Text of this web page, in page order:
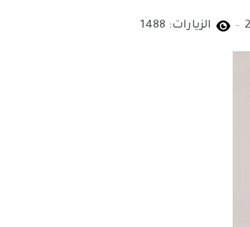
الزيارات: 1488